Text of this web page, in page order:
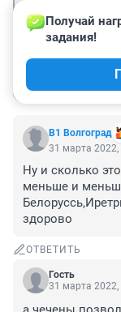
В1 Волгоград
Получай
задания!
31 марта 2022,
Ну и сколько
меньше и
здорово
ОТВЕТИТЬ
Гость
31 марта 2022,